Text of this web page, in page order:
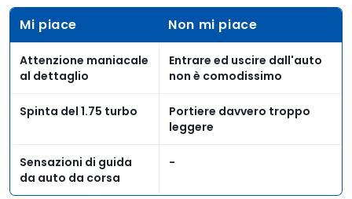
Mi piace Non mi piace
Attenzione maniacale
al dettaglio
Entrare ed uscire dall'auto
non è comodissimo
Spinta del 1.75 turbo
Portiere davvero troppo
leggere
Sensazioni di guida
da auto da corsa
-